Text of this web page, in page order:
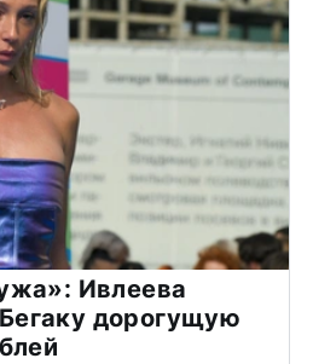
Ивлеева
дорогущую